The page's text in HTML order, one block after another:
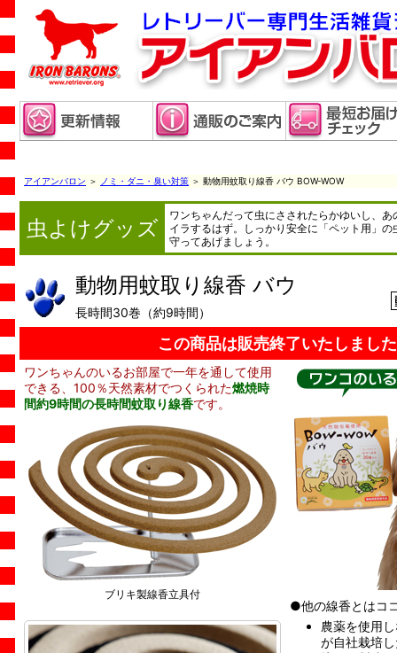
アイアンバロン ＞ ノミ・ダニ・臭い対策 ＞ 動物用蚊取り線香 バウ BOW-WOW
虫よけグッズ
ワンちゃんだって虫にさされたらかゆいし、
イラするはず。しっかり安全に「ペット用」
守ってあげましょう。
動物用蚊取り線香 バウ
長時間30巻（約9時間）
この商品は販売終了いたしまし
ワンちゃんのいるお部屋で一年を通して使用
できる、100％天然素材でつくられた燃焼時
間約9時間の長時間蚊取り線香です。
●他の線香とはコ
農薬を使用
が自社栽培
ブリキ製線香立具付